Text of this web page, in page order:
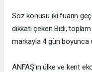
Söz konusu iki fuarın
dikkati çeken Bıdı,
markayla 4 gün boyunca
ANFAŞ'ın ülke ve kent